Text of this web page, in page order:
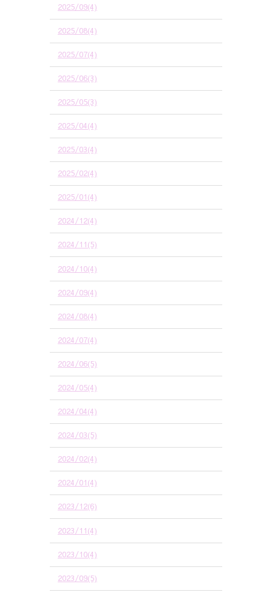
2025/09(4)
2025/08(4)
2025/07(4)
2025/06(3)
2025/05(3)
2025/04(4)
2025/03(4)
2025/02(4)
2025/01(4)
2024/12(4)
2024/11(5)
2024/10(4)
2024/09(4)
2024/08(4)
2024/07(4)
2024/06(5)
2024/05(4)
2024/04(4)
2024/03(5)
2024/02(4)
2024/01(4)
2023/12(6)
2023/11(4)
2023/10(4)
2023/09(5)